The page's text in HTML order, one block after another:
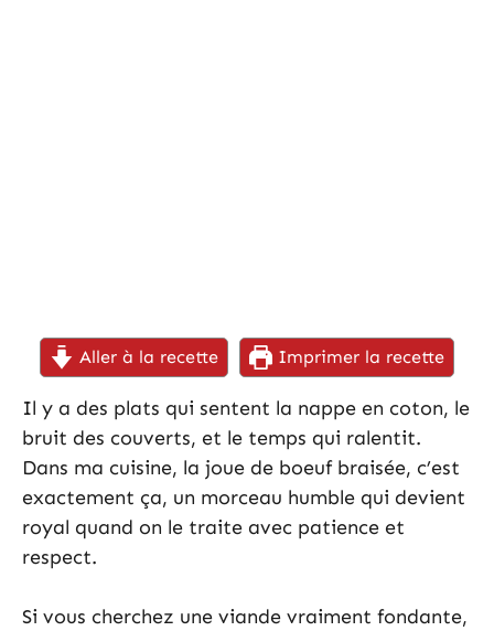
Aller à la recette Imprimer la recette
Il y a des plats qui sentent la nappe en coton, le
bruit des couverts, et le temps qui ralentit.
Dans ma cuisine, la joue de boeuf braisée, c’est
exactement ça, un morceau humble qui devient
royal quand on le traite avec patience et
respect.
Si vous cherchez une viande vraiment fondante,